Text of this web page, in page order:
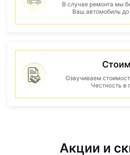
В случае ремонта мы
Ваш автомобиль
Озвучиваем
Честность в
Акции и